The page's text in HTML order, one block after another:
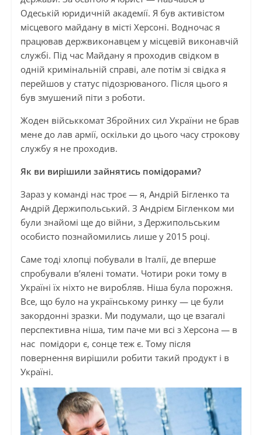
Одеській юридичній академії. Я був активістом
місцевого майдану в місті Херсоні. Водночас я
працював держвиконавцем у місцевій виконавчій
службі. Під час Майдану я проходив свідком в
одній кримінальній справі, але потім зі свідка я
перейшов у статус підозрюваного. Після цього я
був змушений піти з роботи.
Жоден військкомат Збройних сил України не брав
мене до лав армії, оскільки до цього часу строкову
службу я не проходив.
Як ви вирішили зайнятись помідорами?
Зараз у команді нас троє — я, Андрій Бігленко та
Андрій Держипольський. З Андрієм Бігленком ми
були знайомі ще до війни, з Держипольським
особисто познайомились лише у 2015 році.
Саме тоді хлопці побували в Італії, де вперше
спробували в’ялені томати. Чотири роки тому в
Україні їх ніхто не виробляв. Ніша була порожня.
Все, що було на українському ринку — це були
закордонні зразки. Ми подумали, що це взагалі
перспективна ніша, тим паче ми всі з Херсона — в
нас помідори є, сонце теж є. Тому після
повернення вирішили робити такий продукт і в
Україні.